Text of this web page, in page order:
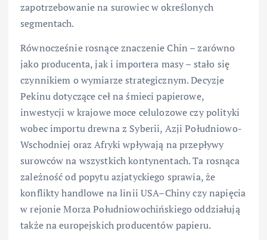
zapotrzebowanie na surowiec w określonych
segmentach.
Równocześnie rosnące znaczenie Chin – zarówno
jako producenta, jak i importera masy – stało się
czynnikiem o wymiarze strategicznym. Decyzje
Pekinu dotyczące ceł na śmieci papierowe,
inwestycji w krajowe moce celulozowe czy polityki
wobec importu drewna z Syberii, Azji Południowo-
Wschodniej oraz Afryki wpływają na przepływy
surowców na wszystkich kontynentach. Ta rosnąca
zależność od popytu azjatyckiego sprawia, że
konflikty handlowe na linii USA–Chiny czy napięcia
w rejonie Morza Południowochińskiego oddziałują
także na europejskich producentów papieru.